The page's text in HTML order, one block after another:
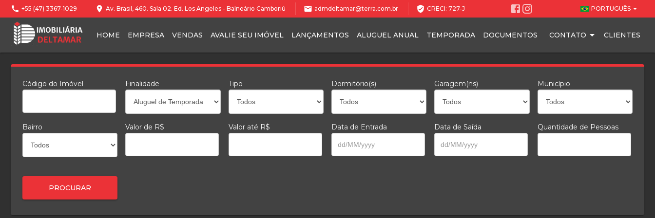
call +55 (47) 3367-1029 location_on Av. Brasil, 460. Sala 02. Ed. Los Angeles - Balneário Camboriú mail admdeltamar@terra.com.br verified_user CRECI: 727-J PORTUGUÊS arrow_drop_down
HOME EMPRESA VENDAS AVALIE SEU IMÓVEL LANÇAMENTOS ALUGUEL ANUAL TEMPORADA DOCUMENTOS CONTATO CLIENTES
Código do Imóvel Finalidade Tipo Dormitório(s) Garagem(ns) Município
Bairro Valor de R$ Valor até R$ Data de Entrada Data de Saída Quantidade de Pessoas